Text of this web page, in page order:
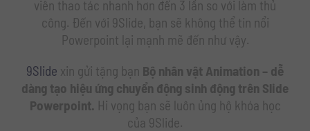
viên thao tác nhanh hơn đến 3 lần so với làm thủ
công. Đến với 9Slide, bạn sẽ không thể tin nổi
Powerpoint lại mạnh mẽ đến như vậy.
9Slide xin gửi tặng bạn Bộ nhân vật Animation – dễ
dàng tạo hiệu ứng chuyển động sinh động trên Slide
Powerpoint. Hi vọng bạn sẽ luôn ủng hộ khóa học
của 9Slide.